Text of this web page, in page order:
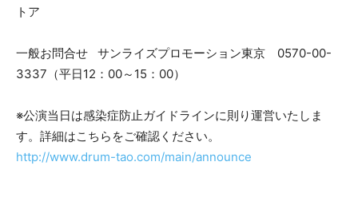
トア
一般お問合せ サンライズプロモーション東京 0570-00-
3337（平日12：00～15：00）
※公演当日は感染症防止ガイドラインに則り運営いたしま
す。詳細はこちらをご確認ください。
http://www.drum-tao.com/main/announce